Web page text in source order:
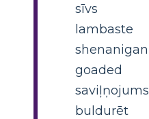
sīvs
lambaste
shenanigan
goaded
saviļņojums
buldurēt